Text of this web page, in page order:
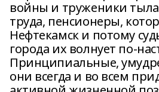
войны и труженики
труда, пенсионеры,
Нефтекамск и потому
города их волнует по-
Принципиальные,
они всегда и во всем